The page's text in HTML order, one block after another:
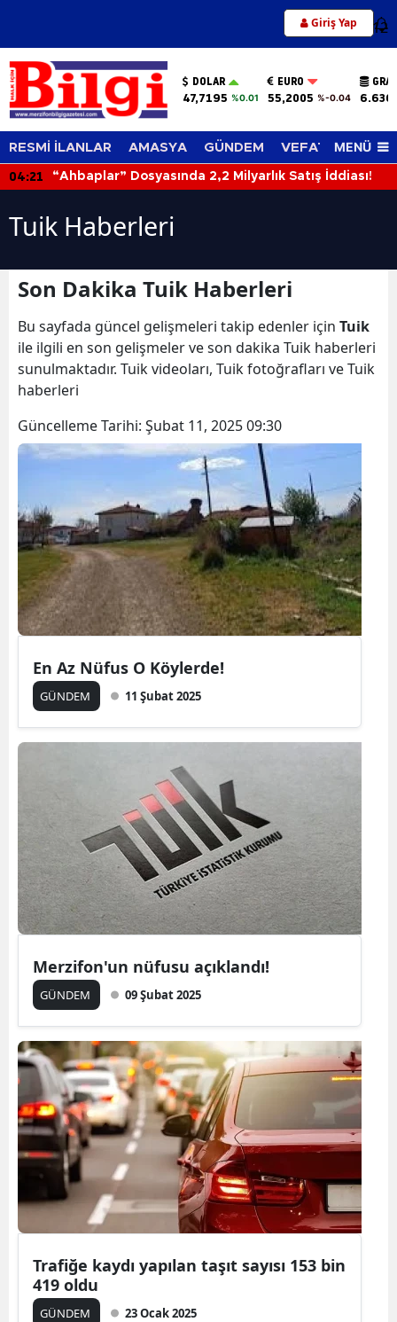
Giriş Yap 12
DOLAR
47,7195 %0.01
EURO
55,2005 %-0.04
RESMİ İLANLAR AMASYA GÜNDEM VEFAT EDENLER
MENÜ
04:21 “Ahbaplar” Dosyasında 2,2 Milyarlık Satış İddiası!
Tuik Haberleri
Son Dakika Tuik Haberleri
Bu sayfada güncel gelişmeleri takip edenler için Tuik
ile ilgili en son gelişmeler ve son dakika Tuik haberleri
sunulmaktadır. Tuik videoları, Tuik fotoğrafları ve Tuik
haberleri
Güncelleme Tarihi: Şubat 11, 2025 09:30
En Az Nüfus O Köylerde!
GÜNDEM 11 Şubat 2025
Merzifon'un nüfusu açıklandı!
GÜNDEM 09 Şubat 2025
Trafiğe kaydı yapılan taşıt sayısı 153 bin
419 oldu
GÜNDEM 23 Ocak 2025